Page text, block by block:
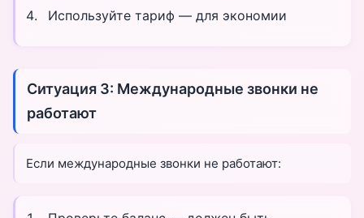
Используйте тариф — для экономии
Ситуация 3: Международные звонки не
работают
Если международные звонки не работают: